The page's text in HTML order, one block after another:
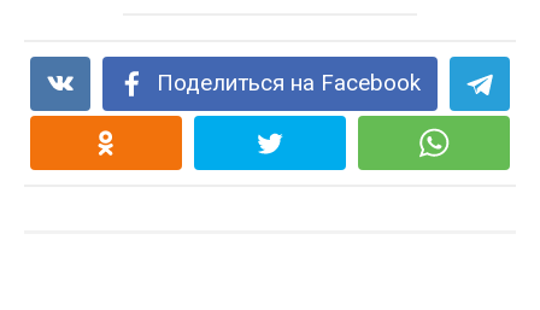
Поделиться на Facebook